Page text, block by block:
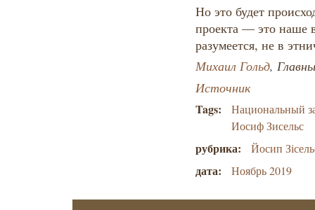
Но это будет
проекта — это наше
разумеется, не в
Михаил Гольд,
Источник
Tags:
Национальный
Иосиф Зисельс
рубрика: Йосип
дата: Ноябрь 2019